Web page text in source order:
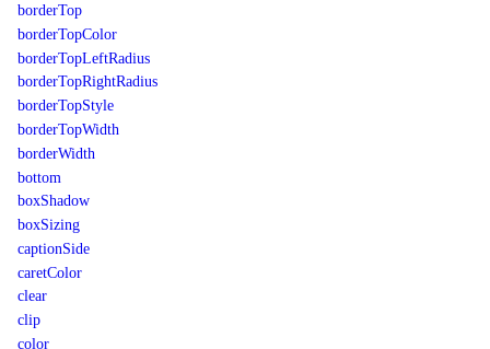
borderTop
borderTopColor
borderTopLeftRadius
borderTopRightRadius
borderTopStyle
borderTopWidth
borderWidth
bottom
boxShadow
boxSizing
captionSide
caretColor
clear
clip
color